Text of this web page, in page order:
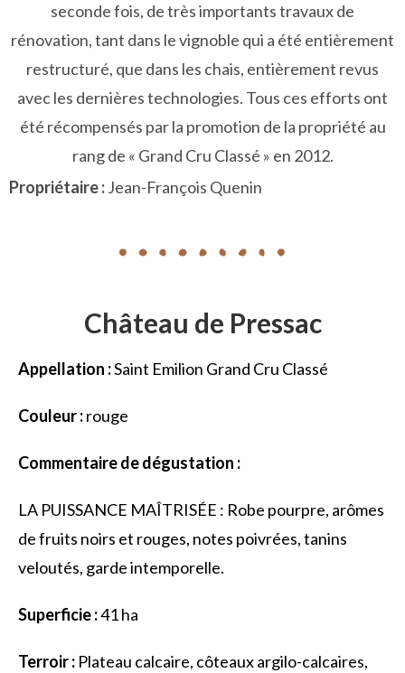
seconde fois, de très importants travaux de
rénovation, tant dans le vignoble qui a été entièrement
restructuré, que dans les chais, entièrement revus
avec les dernières technologies. Tous ces efforts ont
été récompensés par la promotion de la propriété au
rang de « Grand Cru Classé » en 2012.
Propriétaire :Jean-François Quenin
Château de Pressac
Appellation :Saint Emilion Grand Cru Classé
Couleur :rouge
Commentaire de dégustation :
LA PUISSANCE MAÎTRISÉE : Robe pourpre, arômes
de fruits noirs et rouges, notes poivrées, tanins
veloutés, garde intemporelle.
Superficie :41 ha
Terroir : Plateau calcaire, côteaux argilo-calcaires,